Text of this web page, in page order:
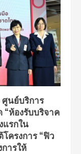
ศูนย์บริการ
ห้องรับบริจาค
แรกใน
ครงการ “ฟิว
ารให้